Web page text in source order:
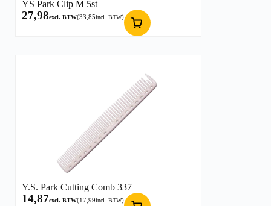
YS Park Clip M 5st
27,98excl. BTW(33,85incl. BTW)
Y.S. Park Cutting Comb 337
14,87excl. BTW(17,99incl. BTW)